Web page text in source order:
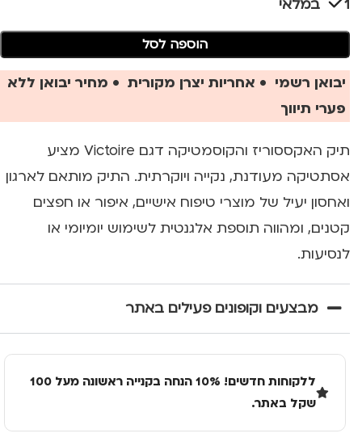
1 במלאי
הוספה לסל
יבואן רשמי • אחריות יצרן מקורית • מחיר יבואן ללא
פערי תיווך
תיק האקססוריז והקוסמטיקה דגם Victoire מציע
אסתטיקה מעודנת, נקייה ויוקרתית. התיק מותאם לארגון
ואחסון יעיל של מוצרי טיפוח אישיים, איפור או חפצים
קטנים, ומהווה תוספת אלגנטית לשימוש יומיומי או
לנסיעות.
מבצעים וקופונים פעילים באתר
ללקוחות חדשים! 10% הנחה בקנייה ראשונה מעל 100
שקל באתר.